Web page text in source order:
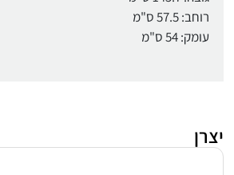
רוחב: 57.5 ס"מ
עומק: 54 ס"מ
יצרן